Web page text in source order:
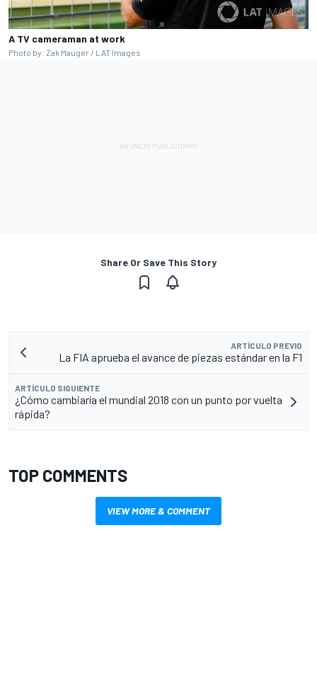
A TV cameraman at work
Photo by: Zak Mauger / LAT Images
Share Or Save This Story
ARTÍCULO PREVIO
La FIA aprueba el avance de piezas estándar en la F1
ARTÍCULO SIGUIENTE
¿Cómo cambiaría el mundial 2018 con un punto por vuelta
rápida?
TOP COMMENTS
VIEW MORE & COMMENT